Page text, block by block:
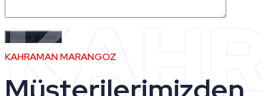
KAHRAMAN MARANGOZ